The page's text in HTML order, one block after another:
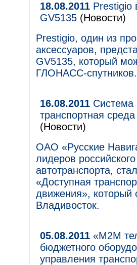
18.08.2011 Prestigio
GV5135 (Новости)
Prestigio, один из
аксессуаров,
GV5135, который
ГЛОНАСС-спутников.
16.08.2011 Система
транспортная
(Новости)
ОАО «Русские
лидеров
автотранспорта,
«Доступная
движения», который
Владивосток.
05.08.2011 «М2М
бюджетного
управления